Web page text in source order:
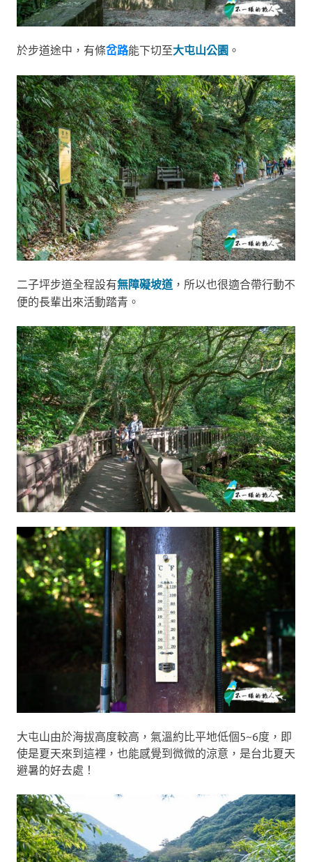
於步道途中，有條岔路能下切至大屯山公園 。
二子坪步道全程設有無障礙坡道 ，所以也很適合帶行動不
便的長輩出來活動踏青。
大屯山由於海拔高度較高，氣溫約比平地低個5~6度，即
使是夏天來到這裡，也能感覺到微微的涼意，是台北夏天
避暑的好去處！